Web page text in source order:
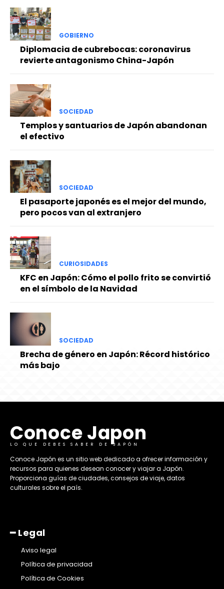
GOBIERNO
Diplomacia de cubrebocas: coronavirus
revierte antagonismo China-Japón
SOCIEDAD
Templos y santuarios de Japón abandonan
el efectivo
SOCIEDAD
El pasaporte japonés es el mejor del mundo,
pero pocos van al extranjero
CURIOSIDADES
KFC en Japón: Cómo el pollo frito se convirtió
en el símbolo de la Navidad
SOCIEDAD
Brecha de género en Japón: Récord histórico
más bajo
Conoce Japon
LO QUE DEBES SABER DE JAPÓN
​Conoce Japón es un sitio web dedicado a ofrecer información y
recursos para quienes desean conocer y viajar a Japón.
Proporciona guías de ciudades, consejos de viaje, datos
culturales sobre el país. ​
━ Legal
Aviso legal
Política de privacidad
Política de Cookies